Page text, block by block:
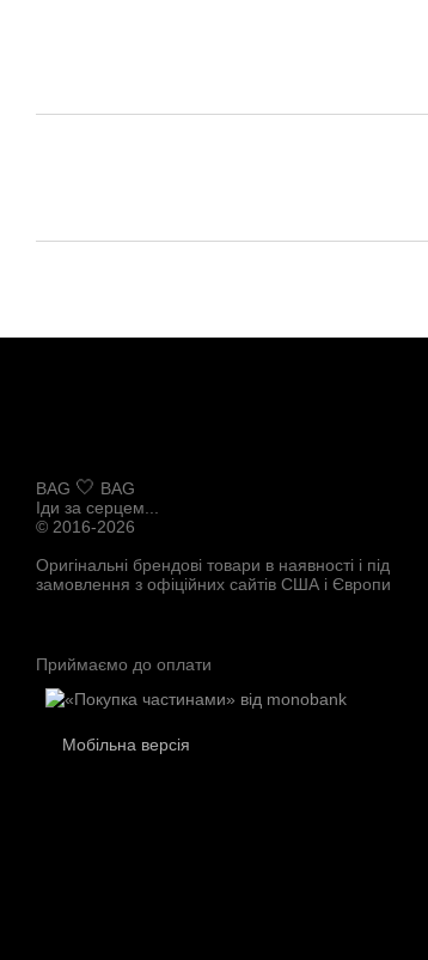
BAG 🤍 BAG
Іди за серцем...
© 2016-2026
Оригінальні брендові товари в наявності і під
замовлення з офіційних сайтів США і Європи
Приймаємо до оплати
Мобільна версія